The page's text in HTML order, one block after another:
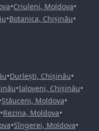
•Criuleni, Moldova•
•Botanica, Chișinău•
•Durlești, Chișinău•
•Ialoveni, Chișinău•
Stăuceni, Moldova•
•Rezina, Moldova•
•Sîngerei, Moldova•